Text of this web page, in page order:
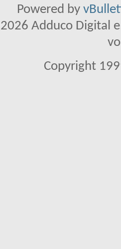
Powered by
Adduco Digital
Copyright